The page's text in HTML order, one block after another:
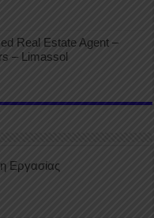
Real Estate Agent –
– Limassol
Εργασίας